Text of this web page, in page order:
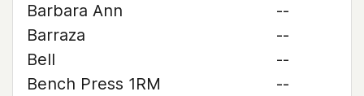
Barbara Ann
--
Barraza
--
Bell
--
Bench Press 1RM
--